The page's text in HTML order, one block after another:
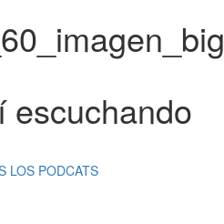
escuchando
LOS PODCATS